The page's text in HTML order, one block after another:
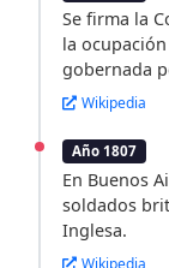
Se firma la
la
gobernada
Wikipedia
Año 1807
En Buenos
soldados
Inglesa.
Wikipedia